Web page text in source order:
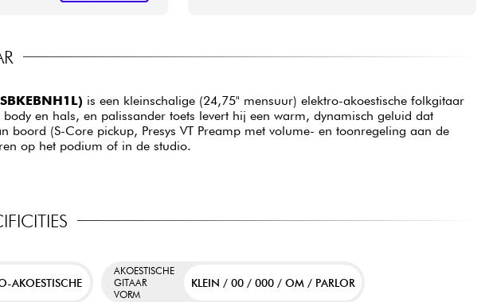
is een kleinschalige (24,75" mensuur) elektro-akoestische folkgitaar
en hals, en palissander toets levert hij een warm, dynamisch geluid dat
(S-Core pickup, Presys VT Preamp met volume- en toonregeling aan de
op het podium of in de studio.
AKOESTISCHE
AKOESTISCHE
GITAAR
VORM
KLEIN / 00 / 000 / OM / PARLOR